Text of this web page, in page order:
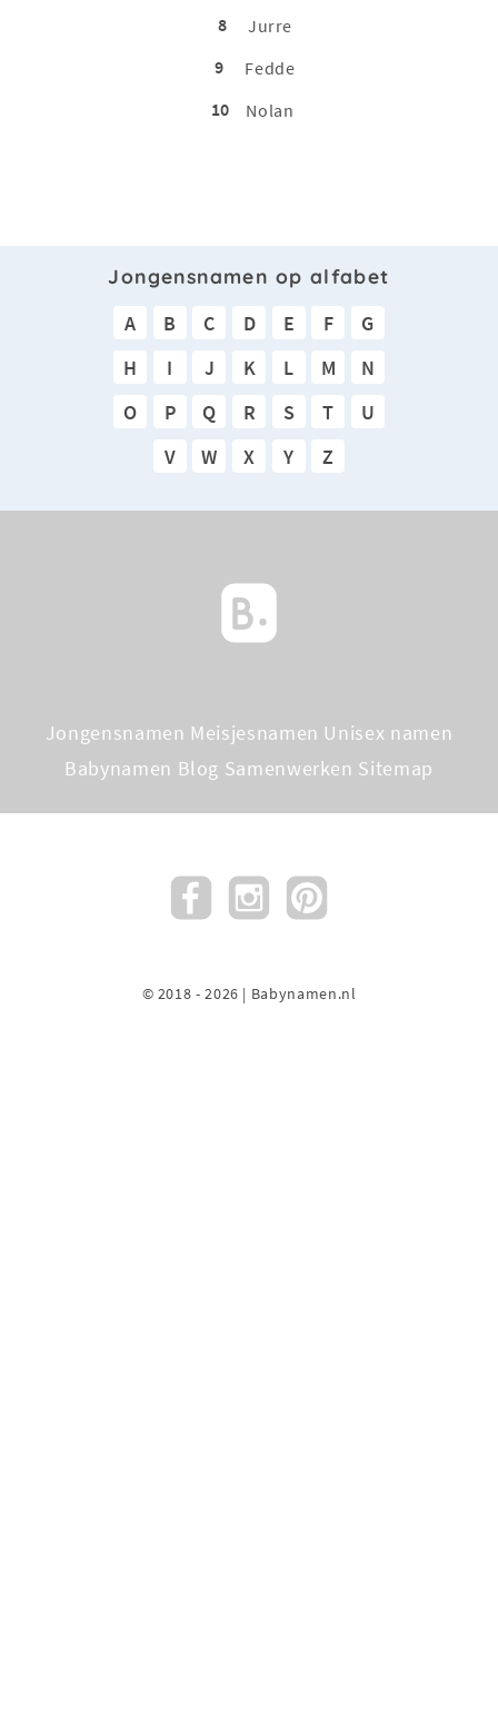
8
Jurre
9
Fedde
10
Nolan
Jongensnamen op alfabet
A B C D E F
G
H
I J K L M
N
O
P Q R S T
U
V
W X Y Z
Jongensnamen Meisjesnamen Unisex namen
Babynamen Blog Samenwerken Sitemap
© 2018 - 2026 | Babynamen.nl